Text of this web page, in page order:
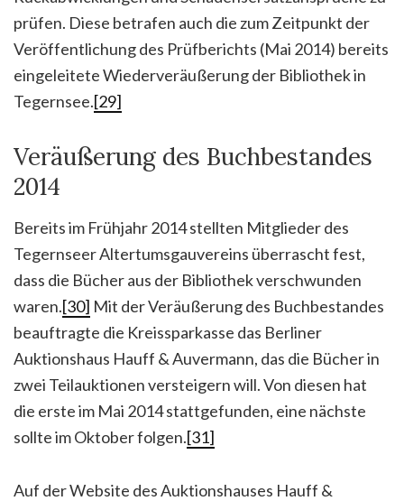
prüfen. Diese betrafen auch die zum Zeitpunkt der
Veröffentlichung des Prüfberichts (Mai 2014) bereits
eingeleitete Wiederveräußerung der Bibliothek in
Tegernsee.[29]
Veräußerung des Buchbestandes
2014
Bereits im Frühjahr 2014 stellten Mitglieder des
Tegernseer Altertumsgauvereins überrascht fest,
dass die Bücher aus der Bibliothek verschwunden
waren.[30] Mit der Veräußerung des Buchbestandes
beauftragte die Kreissparkasse das Berliner
Auktionshaus Hauff & Auvermann, das die Bücher in
zwei Teilauktionen versteigern will. Von diesen hat
die erste im Mai 2014 stattgefunden, eine nächste
sollte im Oktober folgen.[31]
Auf der Website des Auktionshauses Hauff &